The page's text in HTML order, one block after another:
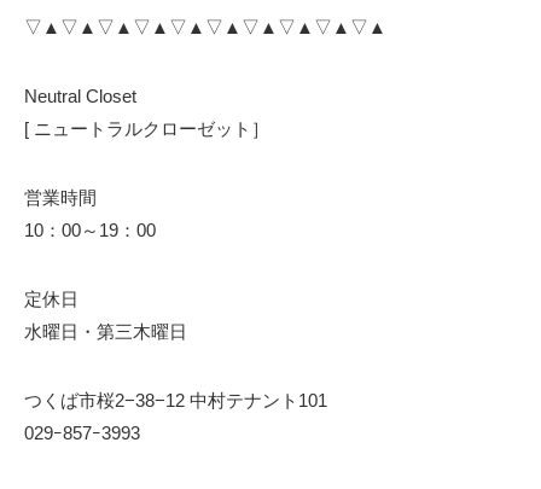
▽▲▽▲▽▲▽▲▽▲▽▲▽▲▽▲▽▲▽▲
Neutral Closet
[ ニュートラルクローゼット］
営業時間
10：00～19：00
定休日
水曜日・第三木曜日
つくば市桜2−38−12 中村テナント101
029ｰ857ｰ3993